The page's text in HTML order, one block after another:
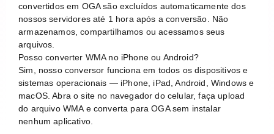
convertidos em OGA são excluídos automaticamente dos
nossos servidores até 1 hora após a conversão. Não
armazenamos, compartilhamos ou acessamos seus
arquivos.
Posso converter WMA no iPhone ou Android?
Sim, nosso conversor funciona em todos os dispositivos e
sistemas operacionais — iPhone, iPad, Android, Windows e
macOS. Abra o site no navegador do celular, faça upload
do arquivo WMA e converta para OGA sem instalar
nenhum aplicativo.